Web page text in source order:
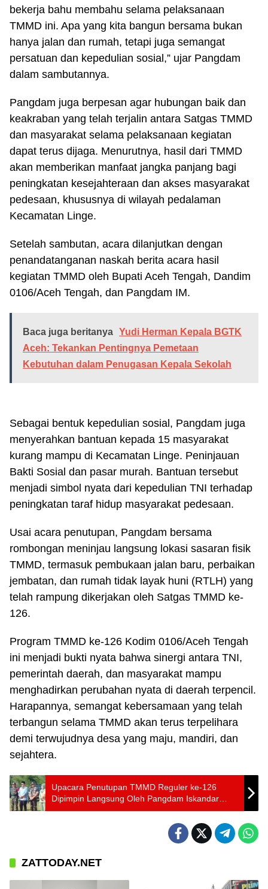
bekerja bahu membahu selama pelaksanaan
TMMD ini. Apa yang kita bangun bersama bukan
hanya jalan dan rumah, tetapi juga semangat
persatuan dan kepedulian sosial,” ujar Pangdam
dalam sambutannya.
Pangdam juga berpesan agar hubungan baik dan
keakraban yang telah terjalin antara Satgas TMMD
dan masyarakat selama pelaksanaan kegiatan
dapat terus dijaga. Menurutnya, hasil dari TMMD
akan memberikan manfaat jangka panjang bagi
peningkatan kesejahteraan dan akses masyarakat
pedesaan, khususnya di wilayah pedalaman
Kecamatan Linge.
Setelah sambutan, acara dilanjutkan dengan
penandatanganan naskah berita acara hasil
kegiatan TMMD oleh Bupati Aceh Tengah, Dandim
0106/Aceh Tengah, dan Pangdam IM.
Baca juga beritanya Yudi Herman Kepala BGTK
Aceh: Tekankan Pentingnya Pemetaan
Kebutuhan dalam Penugasan Kepala Sekolah
Sebagai bentuk kepedulian sosial, Pangdam juga
menyerahkan bantuan kepada 15 masyarakat
kurang mampu di Kecamatan Linge. Peninjauan
Bakti Sosial dan pasar murah. Bantuan tersebut
menjadi simbol nyata dari kepedulian TNI terhadap
peningkatan taraf hidup masyarakat pedesaan.
Usai acara penutupan, Pangdam bersama
rombongan meninjau langsung lokasi sasaran fisik
TMMD, termasuk pembukaan jalan baru, perbaikan
jembatan, dan rumah tidak layak huni (RTLH) yang
telah rampung dikerjakan oleh Satgas TMMD ke-
126.
Program TMMD ke-126 Kodim 0106/Aceh Tengah
ini menjadi bukti nyata bahwa sinergi antara TNI,
pemerintah daerah, dan masyarakat mampu
menghadirkan perubahan nyata di daerah terpencil.
Harapannya, semangat kebersamaan yang telah
terbangun selama TMMD akan terus terpelihara
demi terwujudnya desa yang maju, mandiri, dan
sejahtera.
Upacara Penutupan TMMD Reguler ke-126
Dipimpin Langsung Oleh Pangdam Iskandar
Muda di Aceh Tengah
ZATTODAY.NET